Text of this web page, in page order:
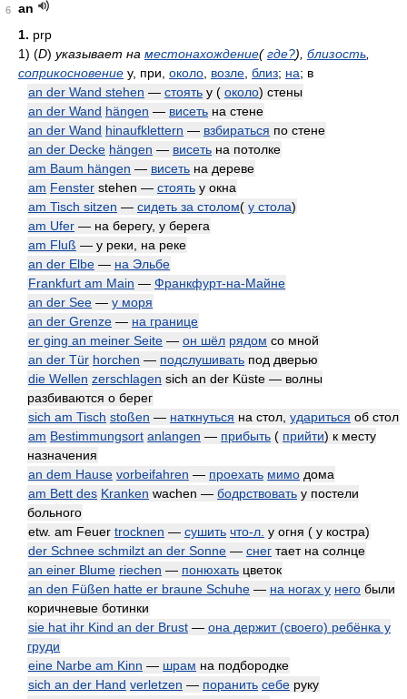
6
an
1. prp
1) (D) указывает на местонахождение(где?), близость
соприкосновение у, при, около возле близ; на; в
an der Wand stehen — стоять у ( около) стены
an der Wand hängen — висеть на стене
an der Wand hinaufklettern — взбираться по стене
an der Decke hängen — висеть на потолке
am Baum hängen — висеть на дереве
am Fenster stehen — стоять у окна
am Tisch sitzen — сидеть за столом( у стола)
am Ufer — на берегу, у берега
am Fluß — у реки, на реке
an der Elbe — на Эльбе
Frankfurt am Main — Франкфурт-на-Майне
an der See — у моря
an der Grenze — на границе
er ging an meiner Seite — он шёл рядом со мной
an der Tür horchen — подслушивать под дверью
die Wellen zerschlagen sich an der Küste — волны
разбиваются о берег
sich am Tisch stoßen — наткнуться на стол, удариться об стол
am Bestimmungsort anlangen — прибыть ( прийти) к месту
назначения
an dem Hause vorbeifahren — проехать мимо дома
am Bett des Kranken wachen — бодрствовать у постели
больного
etw. am Feuer trocknen — сушить что-л. у огня ( у костра)
der Schnee schmilzt an der Sonne — снег тает на солнце
an einer Blume riechen — понюхать цветок
an den Füßen hatte er braune Schuhe — на ногах у него были
коричневые ботинки
sie hat ihr Kind an der Brust — она держит (своего) ребёнка у
груди
eine Narbe am Kinn — шрам на подбородке
sich an der Hand verletzen — поранить себе руку